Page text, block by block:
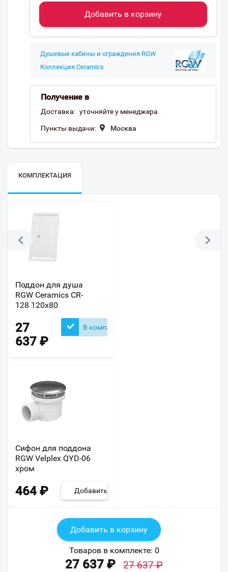
Добавить в корзину
Душевые кабины и ограждения RGW
Коллекция Ceramics
Получение в
Доставка: уточняйте у менеджера
Пункты выдачи: Москва
КОМПЛЕКТАЦИЯ
Поддон для душа
RGW Ceramics CR-
128 120х80
27
637 ₽
В комплекте
Сифон для поддона
RGW Velplex QYD-06
хром
464 ₽ Добавить
Добавить в корзину
Товаров в комплекте: 0
27 637 ₽ 27 637₽